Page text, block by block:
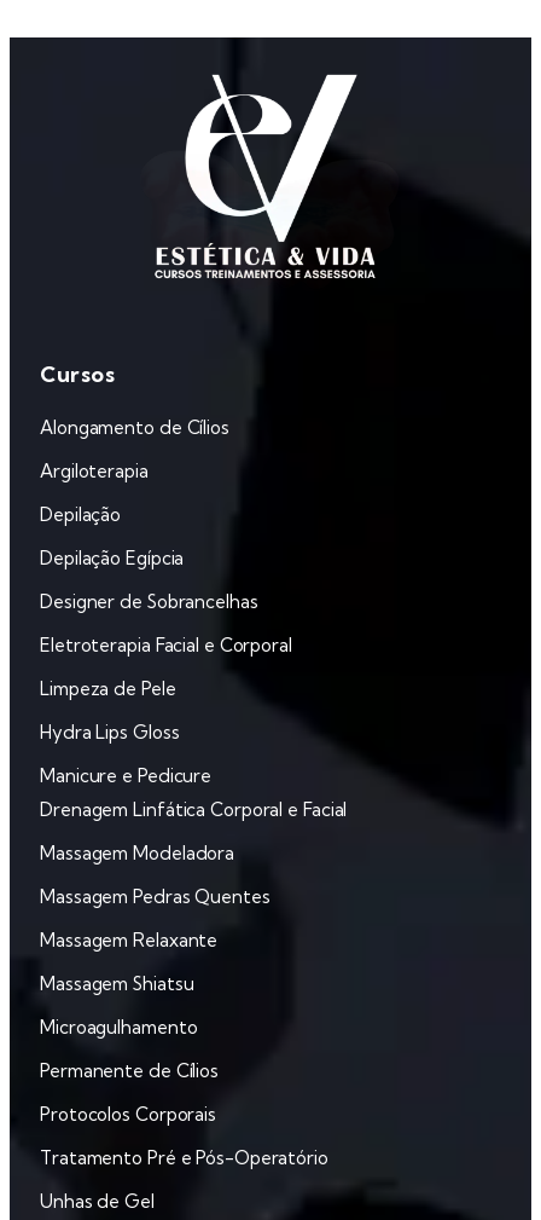
Cursos
Alongamento de Cílios
Argiloterapia
Depilação
‌Depilação Egípcia
Designer de Sobrancelhas
‌Eletroterapia Facial e Corporal
Limpeza de Pele
Hydra Lips Gloss
‌Manicure e Pedicure
Drenagem Linfática Corporal e Facial
Massagem Modeladora
‌Massagem Pedras Quentes
‌Massagem Relaxante
‌Massagem Shiatsu
‌Microagulhamento
‌Permanente de Cílios
‌Protocolos Corporais
‌Tratamento Pré e Pós-Operatório
‌Unhas de Gel